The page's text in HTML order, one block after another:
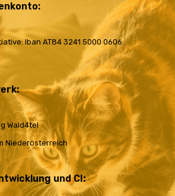
Iban AT84 3241 5000 0606
Wald4tel
Niederösterreich
und CI: